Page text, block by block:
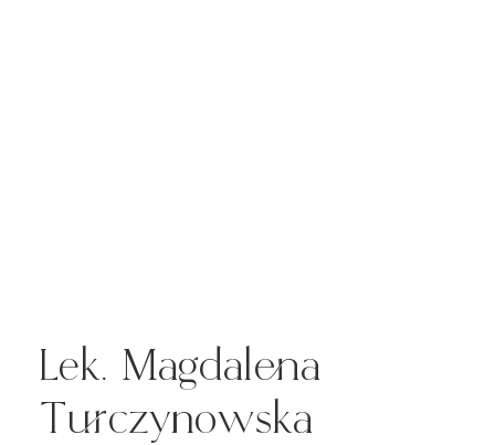
Lek. Magdalena
Turczynowska